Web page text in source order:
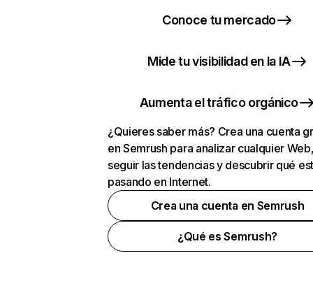
Conoce tu mercado
Mide tu visibilidad en la IA
Aumenta el tráfico orgánico
¿Quieres saber más? Crea una cuenta
en Semrush para analizar cualquier
seguir las tendencias y descubrir qué
pasando en Internet.
Crea una cuenta en Semrush
¿Qué es Semrush?